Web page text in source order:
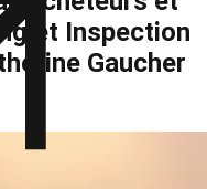
et Inspection
Gaucher